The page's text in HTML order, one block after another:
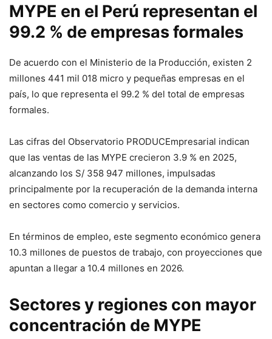
MYPE en el Perú representan el
99.2 % de empresas formales
De acuerdo con el Ministerio de la Producción, existen 2
millones 441 mil 018 micro y pequeñas empresas en el
país, lo que representa el 99.2 % del total de empresas
formales.
Las cifras del Observatorio PRODUCEmpresarial indican
que las ventas de las MYPE crecieron 3.9 % en 2025,
alcanzando los S/ 358 947 millones, impulsadas
principalmente por la recuperación de la demanda interna
en sectores como comercio y servicios.
En términos de empleo, este segmento económico genera
10.3 millones de puestos de trabajo, con proyecciones que
apuntan a llegar a 10.4 millones en 2026.
Sectores y regiones con mayor
concentración de MYPE